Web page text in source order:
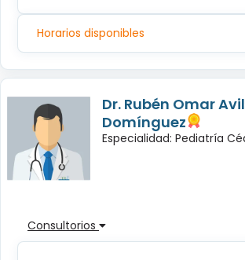
Horarios disponibles
Dr. Rubén Omar
Domínguez
Especialidad: Pediatría
Consultorios